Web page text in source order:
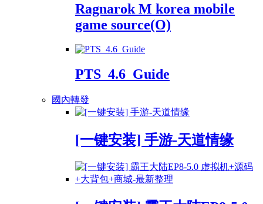
Ragnarok M korea mobile
game source(O)
PTS_4.6_Guide
國內轉發
[一键安装] 手游-天道情缘